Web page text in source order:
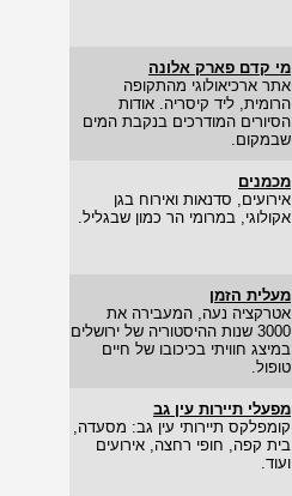
מי קדם פארק אלונה
אתר ארכיאולוגי מהתקופה
הרומית, ליד קיסריה. אודות
הסיורים המודרכים בנקבת המים
שבמקום.
מכמנים
אירועים, סדנאות ואירוח בגן
אקולוגי, במרומי הר כמון שבגליל.
מעלית הזמן
אטרקציה נעה, המעבירה את
3000 שנות ההיסטוריה של ירושלים
במיצג חוויתי בכיכובו של חיים
טופול.
מפעלי תיירות עין גב
קומפלקס תיירותי עין גב: מסעדה,
בית קפה, חופי רחצה, אירועים
ועוד.